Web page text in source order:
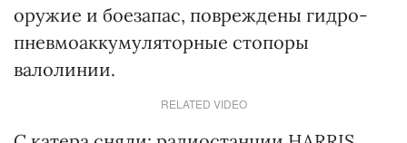
оружие и боезапас, повреждены гидро-
пневмоаккумуляторные стопоры
валолинии.
RELATED VIDEO